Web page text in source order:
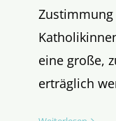
Zustimmung
eine große,
erträglich